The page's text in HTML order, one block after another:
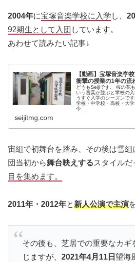
2004年に宝塚音楽学校に入学 し、
92期生として入団 しています。
あわせて読みたい記事↓
【動画】宝塚音楽学
衝撃の授業の1年の流
どうもSeijiです。 桜の花
いう言葉が並ぶと学校の
うすぐ入学のシーズンで
学校・中学校・高校・大
今...
seijitmg.com
宙組で初舞台を踏み、その後は雪組
団当初から舞台映えするスタイルだ
目を集めます。
2011年・2012年と新人公演で主演
その後も、芝居での重要なカギ
じますが、 2021年4月11日 望海